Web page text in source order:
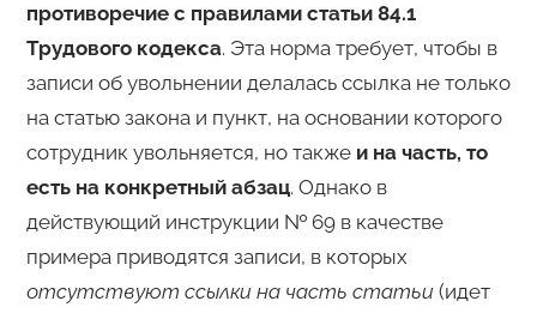
противоречие с правилами статьи 84.1
Трудового кодекса. Эта норма требует, чтобы в
записи об увольнении делалась ссылка не только
на статью закона и пункт, на основании которого
сотрудник увольняется, но также и на часть, то
есть на конкретный абзац. Однако в
действующий инструкции № 69 в качестве
примера приводятся записи, в которых
отсутствуют ссылки на часть статьи (идет